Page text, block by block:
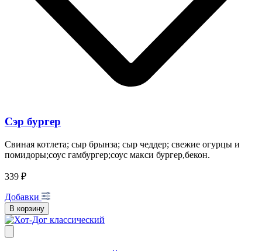
Сэр бургер
Свиная котлета; сыр брынза; сыр чеддер; свежие огурцы и
помидоры;соус гамбургер;соус макси бургер,бекон.
339 ₽
Добавки
В корзину